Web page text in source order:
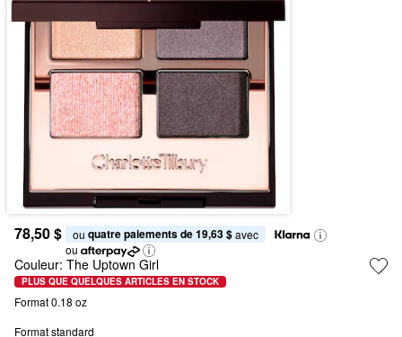
78,50 $ ou quatre paiements de 19,63 $ avec
ou
Couleur: The Uptown Girl
PLUS QUE QUELQUES ARTICLES EN STOCK
Format 0.18 oz
Format standard